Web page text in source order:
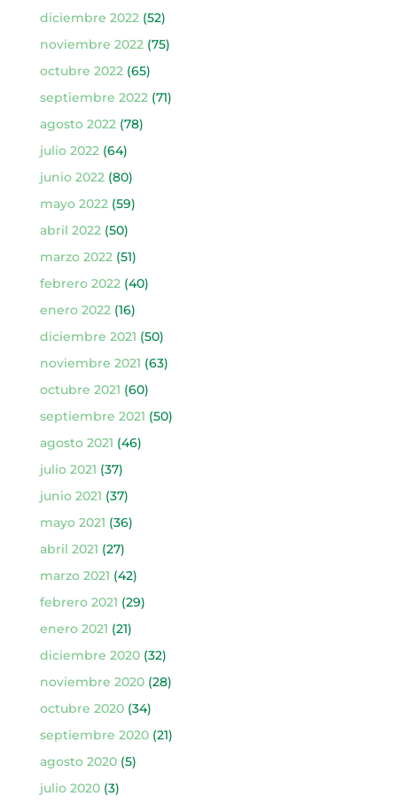
diciembre 2022 (52)
noviembre 2022 (75)
octubre 2022 (65)
septiembre 2022 (71)
agosto 2022 (78)
julio 2022 (64)
junio 2022 (80)
mayo 2022 (59)
abril 2022 (50)
marzo 2022 (51)
febrero 2022 (40)
enero 2022 (16)
diciembre 2021 (50)
noviembre 2021 (63)
octubre 2021 (60)
septiembre 2021 (50)
agosto 2021 (46)
julio 2021 (37)
junio 2021 (37)
mayo 2021 (36)
abril 2021 (27)
marzo 2021 (42)
febrero 2021 (29)
enero 2021 (21)
diciembre 2020(32)
noviembre 2020(28)
octubre 2020(34)
septiembre 2020(21)
agosto 2020(5)
julio 2020(3)